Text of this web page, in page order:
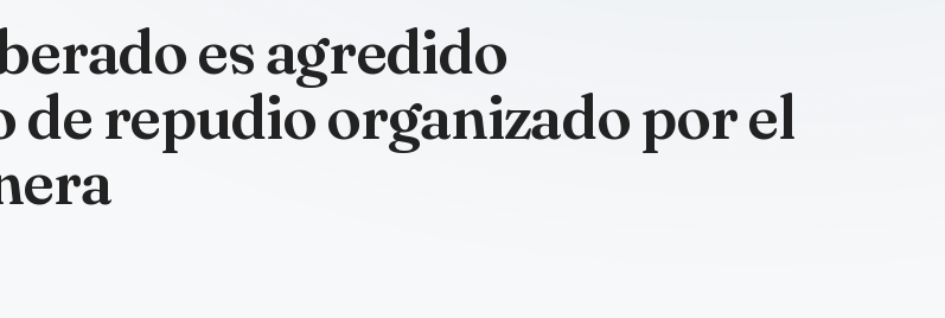
es agredido
de repudio organizado por el